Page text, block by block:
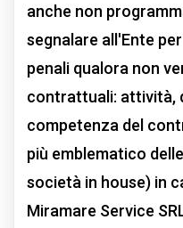
anche non
segnalare all'Ente
penali qualora non
contrattuali: attività,
competenza del
più emblematico
società in house) in
Miramare Service